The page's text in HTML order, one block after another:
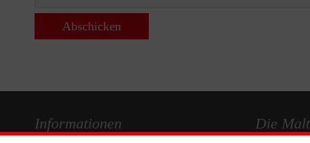
Abschicken
Informationen Die